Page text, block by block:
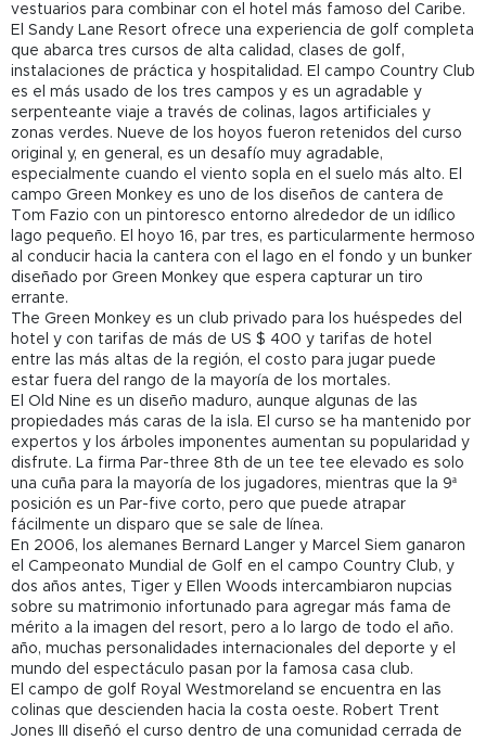
vestuarios para combinar con el hotel más famoso del Caribe.
El Sandy Lane Resort ofrece una experiencia de golf completa
que abarca tres cursos de alta calidad, clases de golf,
instalaciones de práctica y hospitalidad. El campo Country Club
es el más usado de los tres campos y es un agradable y
serpenteante viaje a través de colinas, lagos artificiales y
zonas verdes. Nueve de los hoyos fueron retenidos del curso
original y, en general, es un desafío muy agradable,
especialmente cuando el viento sopla en el suelo más alto. El
campo Green Monkey es uno de los diseños de cantera de
Tom Fazio con un pintoresco entorno alrededor de un idílico
lago pequeño. El hoyo 16, par tres, es particularmente hermoso
al conducir hacia la cantera con el lago en el fondo y un bunker
diseñado por Green Monkey que espera capturar un tiro
errante.
The Green Monkey es un club privado para los huéspedes del
hotel y con tarifas de más de US $ 400 y tarifas de hotel
entre las más altas de la región, el costo para jugar puede
estar fuera del rango de la mayoría de los mortales.
El Old Nine es un diseño maduro, aunque algunas de las
propiedades más caras de la isla. El curso se ha mantenido por
expertos y los árboles imponentes aumentan su popularidad y
disfrute. La firma Par-three 8th de un tee tee elevado es solo
una cuña para la mayoría de los jugadores, mientras que la 9ª
posición es un Par-five corto, pero que puede atrapar
fácilmente un disparo que se sale de línea.
En 2006, los alemanes Bernard Langer y Marcel Siem ganaron
el Campeonato Mundial de Golf en el campo Country Club, y
dos años antes, Tiger y Ellen Woods intercambiaron nupcias
sobre su matrimonio infortunado para agregar más fama de
mérito a la imagen del resort, pero a lo largo de todo el año.
año, muchas personalidades internacionales del deporte y el
mundo del espectáculo pasan por la famosa casa club.
El campo de golf Royal Westmoreland se encuentra en las
colinas que descienden hacia la costa oeste. Robert Trent
Jones III diseñó el curso dentro de una comunidad cerrada de